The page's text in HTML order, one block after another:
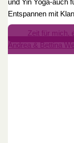
und Yin Yoga-auch
Entspannen mit
Zeit für mich,
Andrea & Bettina